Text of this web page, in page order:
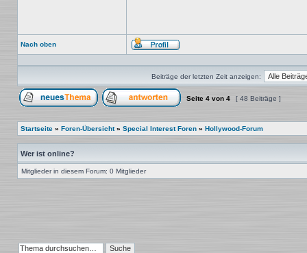
Nach oben
Profil
Beiträge der letzten Zeit anzeigen:
Seite 4 von 4 [ 48 Beiträge ]
Startseite » Foren-Übersicht» Special Interest Foren » Hollywood-Forum
Wer ist online?
Mitglieder in diesem Forum: 0 Mitglieder